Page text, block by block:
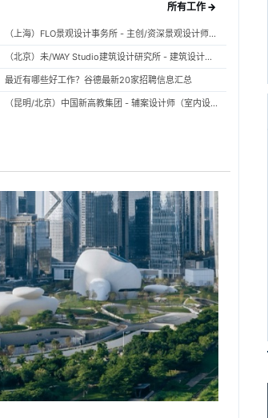
所有工作 →
（上海）FLO景观设计事务所 - 主创/资深景观设计师 / 景观设计师 / 设计实习生 / 商务行政助理 / 助理施工图设计师
（北京）未/WAY Studio建筑设计研究所 - 建筑设计师 / 助理设计师/初级设计师 / 实习生 / 办公室行政与商务助理
最近有哪些好工作？谷德最新20家招聘信息汇总
（昆明/北京）中国新高教集团 - 辅案设计师（室内设计） / 辅案设计师（景观设计）/ 生活空间组长/教学空间组长 / 平面设计高级经理 / 展陈设计高级经理